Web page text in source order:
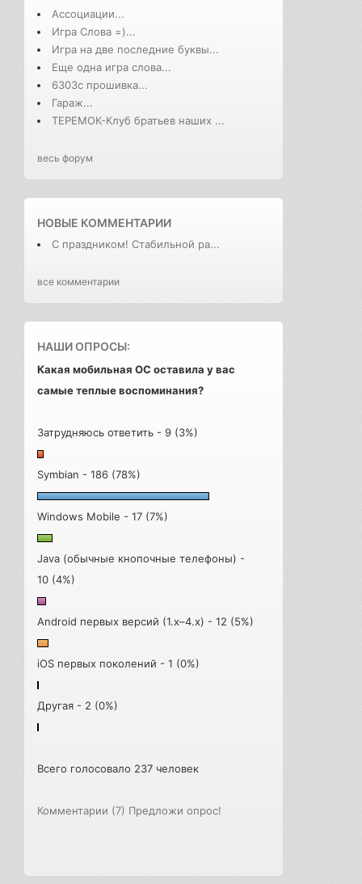
Ассоциации...
Игра Слова =)...
Игра на две последние буквы...
Еще одна игра слова...
6303с прошивка...
Гараж...
ТЕРЕМОК-Клуб братьев наших ...
весь форум
НОВЫЕ КОММЕНТАРИИ
С праздником! Стабильной ра...
все комментарии
НАШИ ОПРОСЫ:
Какая мобильная ОС оставила у вас
самые теплые воспоминания?
Затрудняюсь ответить - 9 (3%)
Symbian - 186 (78%)
Windows Mobile - 17 (7%)
Java (обычные кнопочные телефоны) -
10 (4%)
Android первых версий (1.x–4.x) - 12 (5%)
iOS первых поколений - 1 (0%)
Другая - 2 (0%)
Всего голосовало 237 человек
Комментарии (7) Предложи опрос!